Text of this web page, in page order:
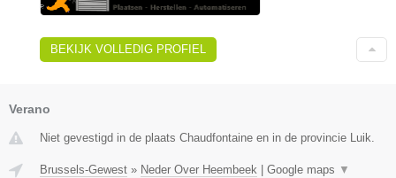
BEKIJK VOLLEDIG PROFIEL
Verano
Niet gevestigd in de plaats Chaudfontaine en in de provincie Luik.
Brussels-Gewest » Neder Over Heembeek | Google maps ▼